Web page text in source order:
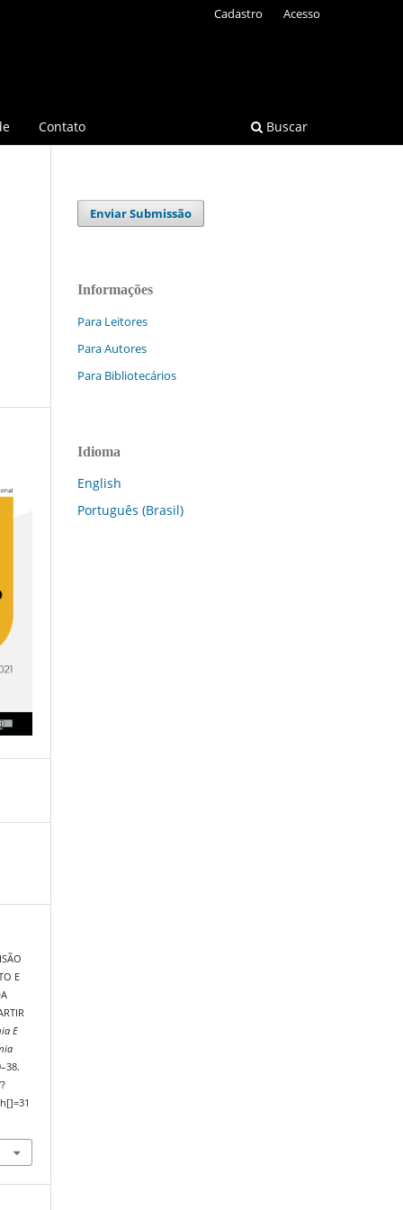
Contato Buscar
Cadastro Acesso
E
E
Enviar Submissão
Informações
Para Leitores
Para Autores
Para Bibliotecários
Idioma
English
Português (Brasil)